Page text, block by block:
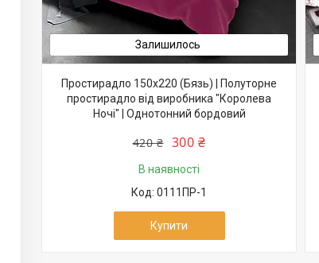
Залишилось
Простирадло 150х220 (Бязь) | Полуторне
простирадло від виробника "Королева
Ночі" | Однотонний бордовий
420 ₴ 300 ₴
В наявності
0111ПР-1
Купити